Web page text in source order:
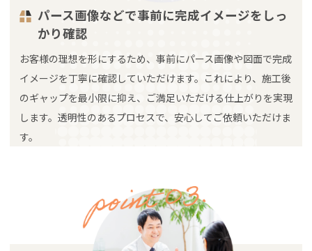
パース画像などで事前に完成イメージをしっ
かり確認
お客様の理想を形にするため、事前にパース画像や図面で完成
イメージを丁寧に確認していただけます。これにより、施工後
のギャップを最小限に抑え、ご満足いただける仕上がりを実現
します。透明性のあるプロセスで、安心してご依頼いただけま
す。